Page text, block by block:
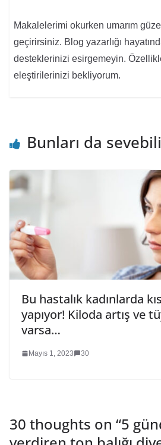
Makalelerimi okurken umarım
geçirirsiniz. Blog yazarlığı
desteklerinizi esirgemeyin.
eleştirilerinizi bekliyorum.
Bunları da
Bu hastalık kadınlarda
yapıyor! Kiloda artış ve
varsa…
Mayıs 1, 2023 30
30 thoughts on “5